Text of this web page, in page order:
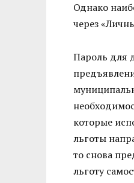
Однако
через
Пароль для
которые
льготы
то снова
льготу